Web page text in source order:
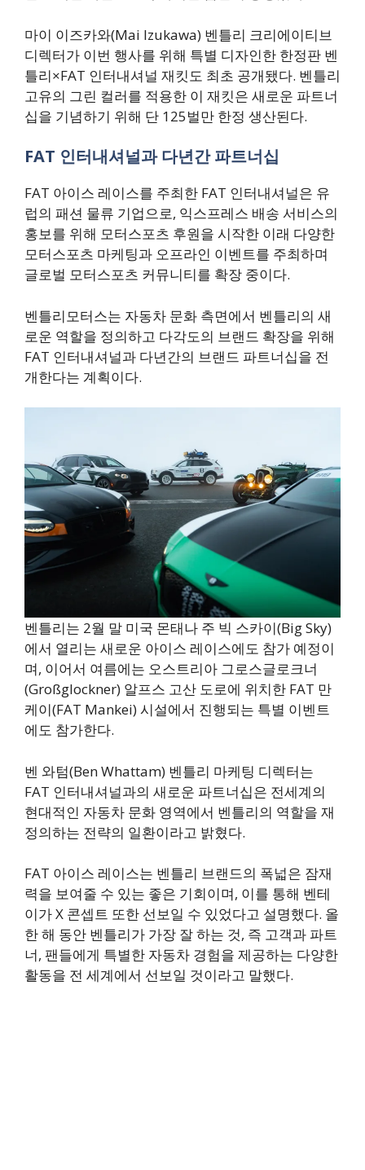
마이 이즈카와(Mai Izukawa) 벤틀리 크리에이티브
디렉터가 이번 행사를 위해 특별 디자인한 한정판 벤
틀리×FAT 인터내셔널 재킷도 최초 공개됐다. 벤틀리
고유의 그린 컬러를 적용한 이 재킷은 새로운 파트너
십을 기념하기 위해 단 125벌만 한정 생산된다.
FAT 인터내셔널과 다년간 파트너십
FAT 아이스 레이스를 주최한 FAT 인터내셔널은 유
럽의 패션 물류 기업으로, 익스프레스 배송 서비스의
홍보를 위해 모터스포츠 후원을 시작한 이래 다양한
모터스포츠 마케팅과 오프라인 이벤트를 주최하며
글로벌 모터스포츠 커뮤니티를 확장 중이다.
벤틀리모터스는 자동차 문화 측면에서 벤틀리의 새
로운 역할을 정의하고 다각도의 브랜드 확장을 위해
FAT 인터내셔널과 다년간의 브랜드 파트너십을 전
개한다는 계획이다.
벤틀리는 2월 말 미국 몬태나 주 빅 스카이(Big Sky)
에서 열리는 새로운 아이스 레이스에도 참가 예정이
며, 이어서 여름에는 오스트리아 그로스글로크너
(Großglockner) 알프스 고산 도로에 위치한 FAT 만
케이(FAT Mankei) 시설에서 진행되는 특별 이벤트
에도 참가한다.
벤 와텀(Ben Whattam) 벤틀리 마케팅 디렉터는
FAT 인터내셔널과의 새로운 파트너십은 전세계의
현대적인 자동차 문화 영역에서 벤틀리의 역할을 재
정의하는 전략의 일환이라고 밝혔다.
FAT 아이스 레이스는 벤틀리 브랜드의 폭넓은 잠재
력을 보여줄 수 있는 좋은 기회이며, 이를 통해 벤테
이가 X 콘셉트 또한 선보일 수 있었다고 설명했다. 올
한 해 동안 벤틀리가 가장 잘 하는 것, 즉 고객과 파트
너, 팬들에게 특별한 자동차 경험을 제공하는 다양한
활동을 전 세계에서 선보일 것이라고 말했다.